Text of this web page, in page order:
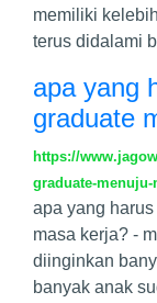
memiliki
terus didalami
apa yang
graduate
https://
graduate-menuju-
apa yang
masa kerja? -
diinginkan
banyak anak